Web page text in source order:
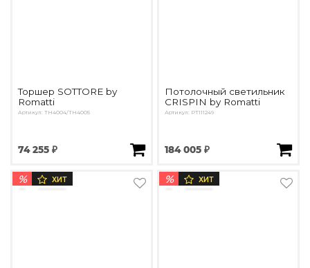
Торшер SOTTORE by
Romatti
Артикул: TH4004/TH4005
74 255 ₽
Потолочный светильник
CRISPIN by Romatti
Артикул: PT111249
184 005 ₽
% ХИТ % ХИТ